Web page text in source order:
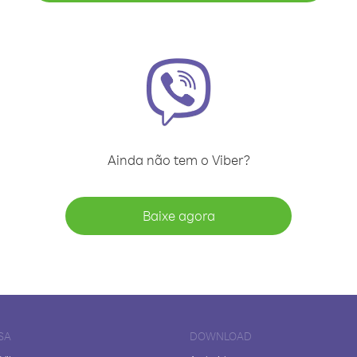
Ainda não tem o Viber?
Baixe agora
DOWNLOAD